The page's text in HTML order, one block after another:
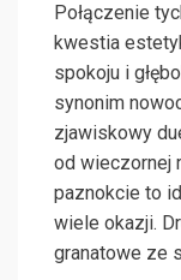
Połączenie
kwestia
spokoju i
synonim
zjawiskowy
od wieczornej
paznokcie to
wiele okazji.
granatowe ze